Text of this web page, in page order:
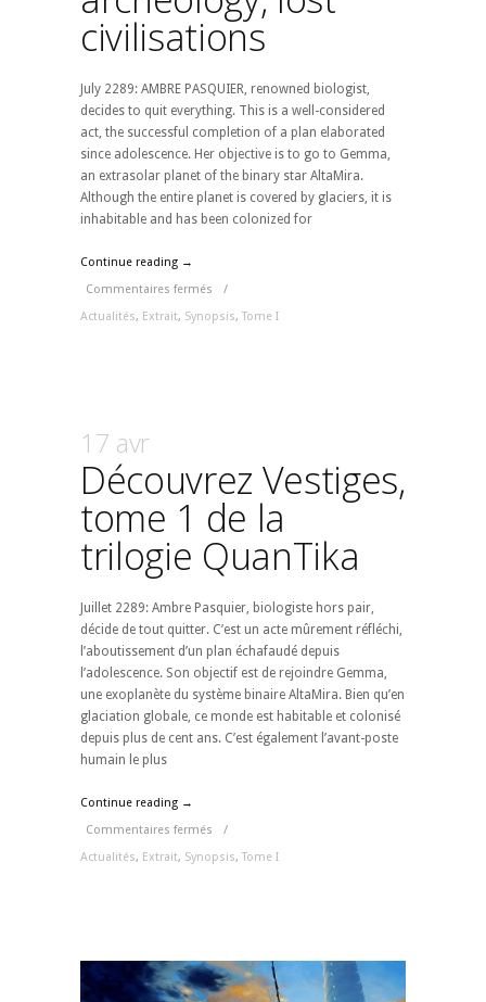
civilisations
July 2289: AMBRE PASQUIER, renowned biologist,
decides to quit everything. This is a well-considered
act, the successful completion of a plan elaborated
since adolescence. Her objective is to go to Gemma,
an extrasolar planet of the binary star AltaMira.
Although the entire planet is covered by glaciers, it is
inhabitable and has been colonized for
Continue reading →
Commentaires fermés
/
Actualités, Extrait, Synopsis, Tome I
17 avr
Découvrez Vestiges,
tome 1 de la
trilogie QuanTika
Juillet 2289: Ambre Pasquier, biologiste hors pair,
décide de tout quitter. C’est un acte mûrement réfléchi,
l’aboutissement d’un plan échafaudé depuis
l’adolescence. Son objectif est de rejoindre Gemma,
une exoplanète du système binaire AltaMira. Bien qu’en
glaciation globale, ce monde est habitable et colonisé
depuis plus de cent ans. C’est également l’avant-poste
humain le plus
Continue reading →
Commentaires fermés
/
Actualités, Extrait, Synopsis, Tome I